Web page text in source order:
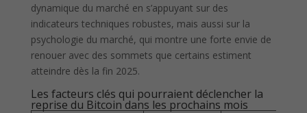
dynamique du marché en s’appuyant sur des
indicateurs techniques robustes, mais aussi sur la
psychologie du marché, qui montre une forte envie de
renouer avec des sommets que certains estiment
atteindre dès la fin 2025.
Les facteurs clés qui pourraient déclencher la
reprise du Bitcoin dans les prochains mois